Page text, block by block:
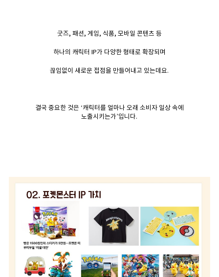
굿즈, 패션, 게임, 식품, 모바일 콘텐츠 등
하나의 캐릭터 IP가 다양한 형태로 확장되며
끊임없이 새로운 접점을 만들어내고 있는데요.
결국 중요한 것은 ‘캐릭터를 얼마나 오래 소비자 일상 속에
노출시키는가’입니다.